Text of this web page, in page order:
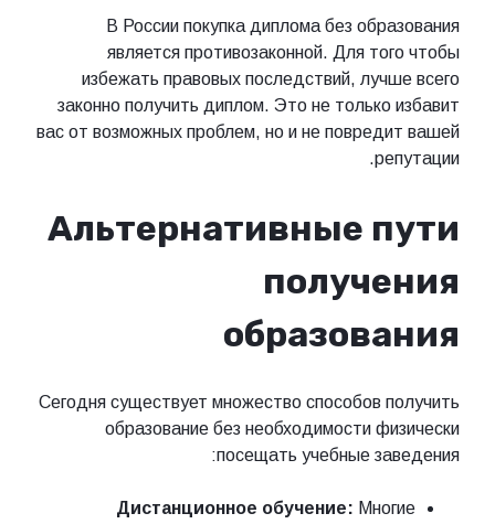
В России покупка диплома без образования
является противозаконной. Для того чтобы
избежать правовых последствий, лучше всего
законно получить диплом. Это не только избавит
вас от возможных проблем, но и не повредит вашей
репутации.
Альтернативные пути
получения
образования
Сегодня существует множество способов получить
образование без необходимости физически
посещать учебные заведения:
Дистанционное обучение: Многие